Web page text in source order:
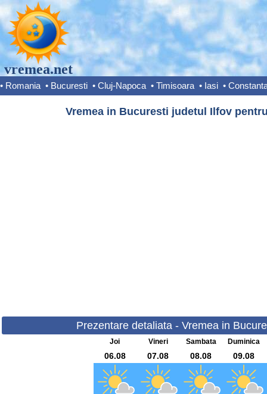
vremea.net
• Romania • Bucuresti • Cluj-Napoca • Timisoara • Iasi •
Vremea in Bucuresti judetul Ilfov
Prezentare detaliata - Vremea in
Joi Vineri Sambata Duminica
06.08 07.08 08.08 09.08